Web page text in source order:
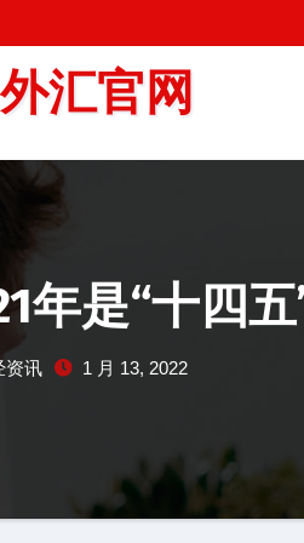
汇官网
年是“十四
资讯 1 月 13, 2022